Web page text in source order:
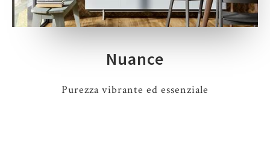
Nuance
Purezza vibrante ed essenziale